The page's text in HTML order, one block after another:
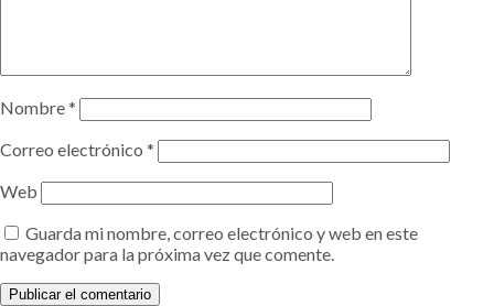
Nombre*
Correo electrónico *
Web
Guarda mi nombre, correo electrónico y web en este
navegador para la próxima vez que comente.